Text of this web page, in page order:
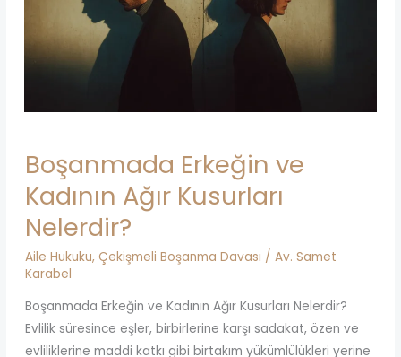
Boşanmada Erkeğin ve
Kadının Ağır Kusurları
Nelerdir?
Aile Hukuku, Çekişmeli Boşanma Davası / Av. Samet
Karabel
Boşanmada Erkeğin ve Kadının Ağır Kusurları Nelerdir?
Evlilik süresince eşler, birbirlerine karşı sadakat, özen ve
evliliklerine maddi katkı gibi birtakım yükümlülükleri yerine